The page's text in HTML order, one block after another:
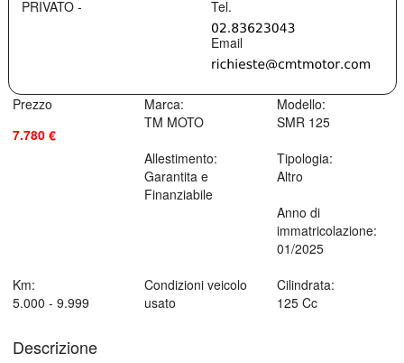
PRIVATO -
Prezzo
7.780 €
Marca:
TM MOTO
Modello:
SMR 125
Allestimento:
Garantita e
Finanziabile
Tipologia:
Altro
Anno di
immatricolazione:
01/2025
Km:
5.000 - 9.999
Condizioni veicolo
usato
Cilindrata:
125 Cc
Descrizione